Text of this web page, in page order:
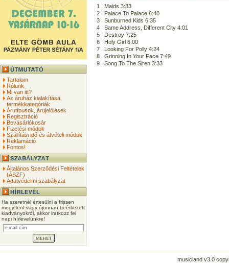
Tartalom
Rólunk
Mi van itt?
Az áruház kialakítása,
termékkategóriák
Árutípusok, árujelölések
Regisztráció
Bevásárlókosár
Fizetési módok
Szállítási idő és átvételi módok
Reklamáció
Fontos!
Általános Szerződési Feltételek
(ÁSZF)
Adatvédelmi szabályzat
Ha szeretnél értesülni a frissen
megjelent vagy újonnan beérkezett
kiadványokról, akkor iratkozz fel
napi hírlevelünkre!
1
Maids 3:33
2
Palace To Palace 6:40
3
Sunburned Kids 6:35
4
Same Address, Different City 4:01
5
Destroy 7:25
6
Holy Girl 6:00
7
Looking For Polly 4:24
8
Grinning In Your Face 7:49
9
Song To The Siren 3:33
musicland v3.0